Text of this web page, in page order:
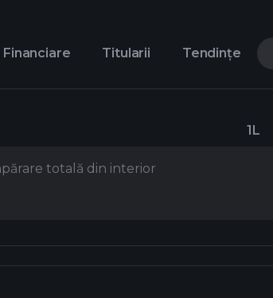
Financiare Titularii Tendințe
1L
totală din interior